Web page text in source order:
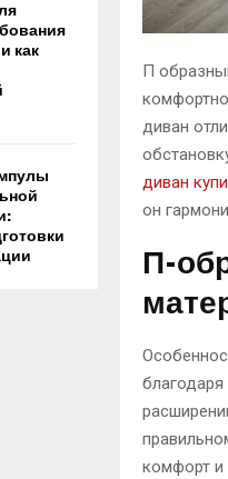
П
диван
диван
он
П-
комфорт и
как